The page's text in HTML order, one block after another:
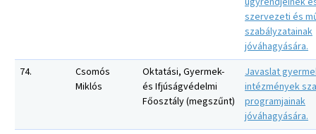
szervezeti és
szabályzatainak
jóváhagyására.
74.
Csomós
Miklós
Oktatási, Gyermek-
és Ifjúságvédelmi
Főosztály (megszűnt)
Javaslat
intézmények
programjainak
jóváhagyására.